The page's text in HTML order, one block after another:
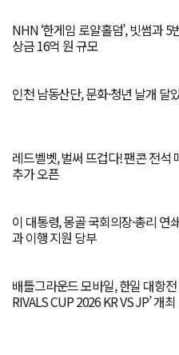
NHN ‘한게임 로얄홀덤’, 빗썸과
상금 16억 원 규모
인천 남동산단, 문화·청년 날개 달
레드벨벳, 벌써 뜨겁다! 팬콘 전석
추가 오픈
이 대통령, 몽골 국회의장·총리
과 이행 지원 당부
배틀그라운드 모바일, 한일 대항
RIVALS CUP 2026 KR VS JP’ 개최